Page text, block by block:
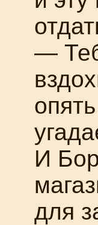
—
И
для